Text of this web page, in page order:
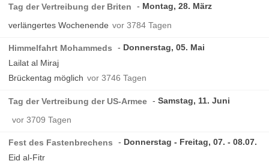
Tag der Vertreibung der Briten
Montag, 28. März
verlängertes Wochenende vor 3784 Tagen
Himmelfahrt Mohammeds
Donnerstag, 05. Mai
Lailat al Miraj
Brückentag möglich vor 3746 Tagen
Tag der Vertreibung der US-Armee
Samstag, 11. Juni
vor 3709 Tagen
Fest des Fastenbrechens
Donnerstag - Freitag, 07. - 08.07.
Eid al-Fitr